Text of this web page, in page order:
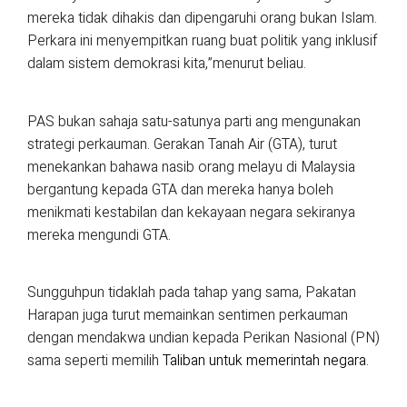
mereka tidak dihakis dan dipengaruhi orang bukan Islam.
Perkara ini menyempitkan ruang buat politik yang inklusif
dalam sistem demokrasi kita,”menurut beliau.
PAS bukan sahaja satu-satunya parti ang mengunakan
strategi perkauman. Gerakan Tanah Air (GTA), turut
menekankan bahawa nasib orang melayu di Malaysia
bergantung kepada GTA dan mereka hanya boleh
menikmati kestabilan dan kekayaan negara sekiranya
mereka mengundi GTA.
Sungguhpun tidaklah pada tahap yang sama, Pakatan
Harapan juga turut memainkan sentimen perkauman
dengan mendakwa undian kepada Perikan Nasional (PN)
sama seperti memilih Taliban untuk memerintah negara.